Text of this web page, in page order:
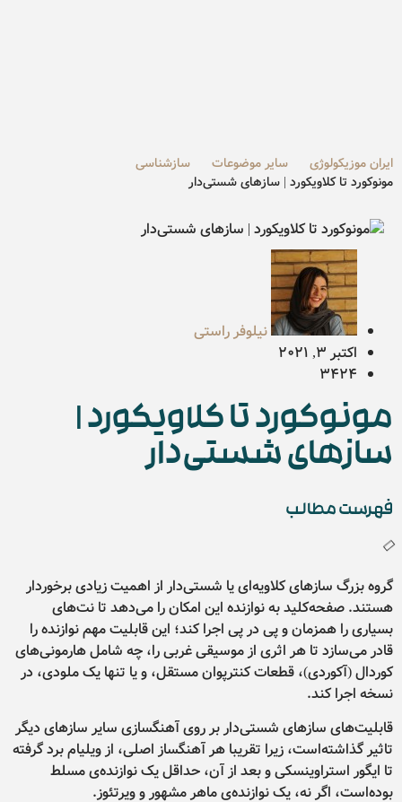
ایران موزیکولوژی سایر موضوعات
سازشناسی
مونوکورد تا کلاویکورد | ساز‌های شستی‌دار
نیلوفر راستی
اکتبر 3, 2021
3424
مونوکورد تا کلاویکورد |
ساز‌های شستی‌دار
فهرست مطالب
گروه بزرگ سازهای کلاویه‌ای یا شستی‌دار از اهمیت زیادی برخوردار
هستند. صفحه‌کلید به نوازنده این امکان را می‌دهد تا نت‌های
بسیاری را همزمان و پی در پی اجرا کند؛ این قابلیت مهم نوازنده را
قادر می‌سازد تا هر اثری از موسیقی غربی را، چه شامل هارمونی‌های
کوردال (آکوردی)، قطعات کنترپوان مستقل، و یا تنها یک ملودی، در
نسخه اجرا کند.
قابلیت‌های سازهای شستی‌دار بر روی آهنگسازی سایر سازهای دیگر
تاثیر گذاشته‌است، زیرا تقریبا هر آهنگساز اصلی، از ویلیام برد گرفته
تا ایگور استراوینسکی و بعد از آن، حداقل یک نوازنده‌ی مسلط
بوده‌است، اگر نه، یک نوازنده‌ی ماهر مشهور و ویرتئوز.